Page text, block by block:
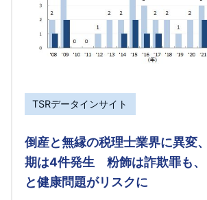
TSRデータインサイト
倒産と無縁の税理士業界に異変
期は4件発生 粉飾は詐欺罪も、
と健康問題がリスクに